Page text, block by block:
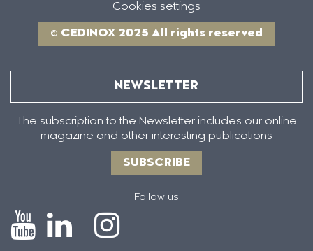
Cookies settings
© CEDINOX 2025 All rights reserved
NEWSLETTER
The subscription to the Newsletter includes our online
magazine and other interesting publications
SUBSCRIBE
Follow us
Icono
Icono
IconoIcono